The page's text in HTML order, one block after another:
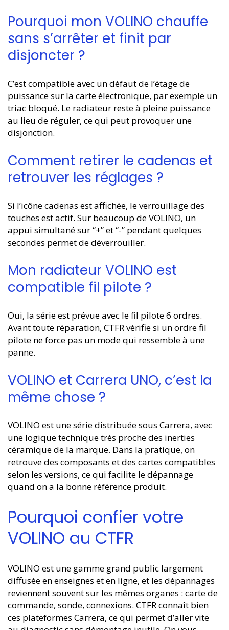
Pourquoi mon VOLINO chauffe
sans s’arrêter et finit par
disjoncter ?
C’est compatible avec un défaut de l’étage de
puissance sur la carte électronique, par exemple un
triac bloqué. Le radiateur reste à pleine puissance
au lieu de réguler, ce qui peut provoquer une
disjonction.
Comment retirer le cadenas et
retrouver les réglages ?
Si l’icône cadenas est affichée, le verrouillage des
touches est actif. Sur beaucoup de VOLINO, un
appui simultané sur “+” et “-” pendant quelques
secondes permet de déverrouiller.
Mon radiateur VOLINO est
compatible fil pilote ?
Oui, la série est prévue avec le fil pilote 6 ordres.
Avant toute réparation, CTFR vérifie si un ordre fil
pilote ne force pas un mode qui ressemble à une
panne.
VOLINO et Carrera UNO, c’est la
même chose ?
VOLINO est une série distribuée sous Carrera, avec
une logique technique très proche des inerties
céramique de la marque. Dans la pratique, on
retrouve des composants et des cartes compatibles
selon les versions, ce qui facilite le dépannage
quand on a la bonne référence produit.
Pourquoi confier votre
VOLINO au CTFR
VOLINO est une gamme grand public largement
diffusée en enseignes et en ligne, et les dépannages
reviennent souvent sur les mêmes organes : carte de
commande, sonde, connexions. CTFR connaît bien
ces plateformes Carrera, ce qui permet d’aller vite